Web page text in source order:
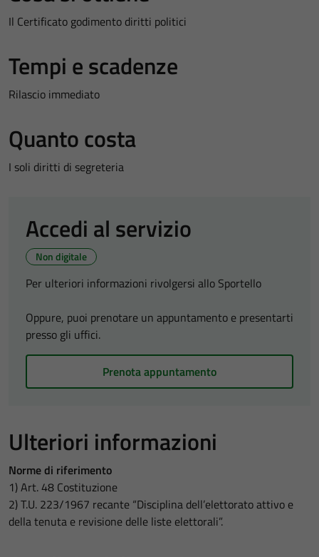
Il Certificato godimento diritti politici
Tempi e scadenze
Rilascio immediato
Quanto costa
I soli diritti di segreteria
Accedi al servizio
Non digitale
Per ulteriori informazioni rivolgersi allo Sportello
Oppure, puoi prenotare un appuntamento e presentarti
presso gli uffici.
Prenota appuntamento
Ulteriori informazioni
Norme di riferimento
1) Art. 48 Costituzione
2) T.U. 223/1967 recante “Disciplina dell’elettorato attivo e
della tenuta e revisione delle liste elettorali”.